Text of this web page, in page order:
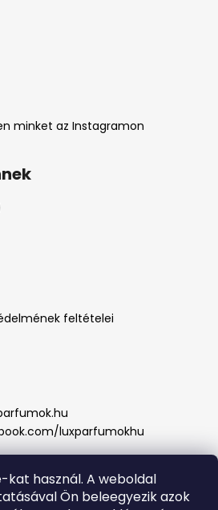
kat használ. A weboldal
Ön beleegyezik azok
minket az Instagramon
feltételei
luxparfumokhu